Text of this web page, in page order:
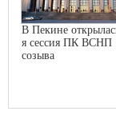
В Пекине
я сессия ПК ВСНП
созыва